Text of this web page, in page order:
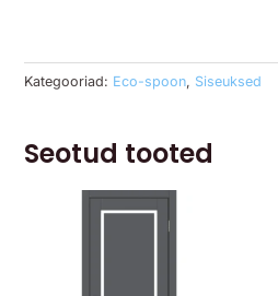
Kategooriad: Eco-spoon, Siseuksed
Seotud tooted